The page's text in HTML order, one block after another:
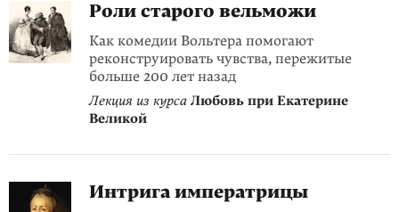
Роли старого вельможи
Как комедии Вольтера помогают
реконструировать чувства, пережитые
больше 200 лет назад
Лекция из курса Любовь при Екатерине
Великой
Интрига императрицы